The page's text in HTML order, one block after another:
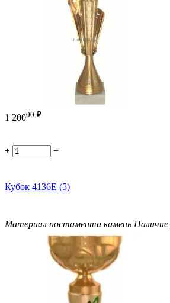
1 20000 ₽
+ −
Кубок 4136E (5)
Материал постамента камень